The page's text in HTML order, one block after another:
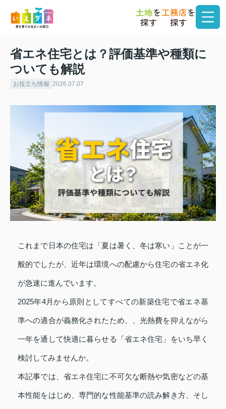
土地を
探す
工務店を
探す
省エネ住宅とは？評価基準や種類に
ついても解説
お役立ち情報 2026.07.07
これまで日本の住宅は「夏は暑く、冬は寒い」ことが一
般的でしたが、近年は環境への配慮から住宅の省エネ化
が急速に進んでいます。
2025年4月から原則としてすべての新築住宅で省エネ基
準への適合が義務化されたため、、光熱費を抑えながら
一年を通して快適に暮らせる「省エネ住宅」をいち早く
検討してみませんか。
本記事では、省エネ住宅に不可欠な断熱や気密などの基
本性能をはじめ、専門的な性能基準の読み解き方、そし